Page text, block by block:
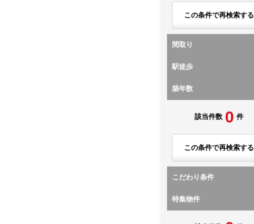
この条件で再検索する
間取り
駅徒歩
築年数
該当件数 0 件
この条件で再検索する
こだわり条件
特集物件